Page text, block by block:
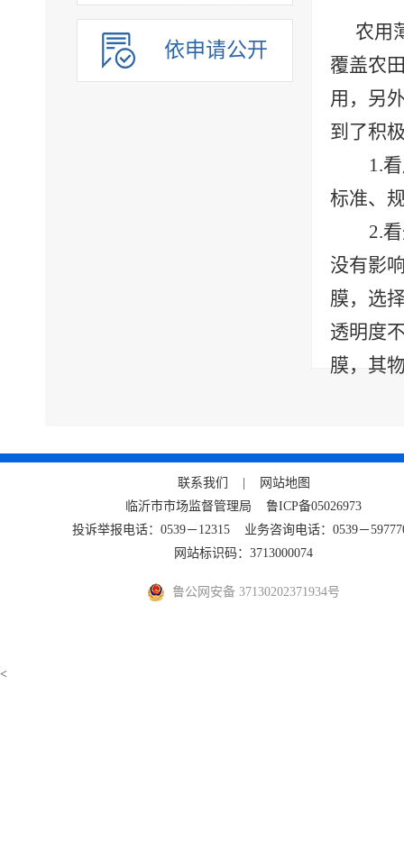
依申请公开
农用
覆盖农
用，另
到了积
1.
标准、
2.
没有影
膜，选
透明度
膜，其
4.
选择不
类农作
联系我们 |
网站地图
临沂市市场监督管理局 鲁ICP备05026973
投诉举报电话：0539－12315 业务咨询电话：0539－
网站标识码：3713000074
鲁公网安备 37130202371934号
<